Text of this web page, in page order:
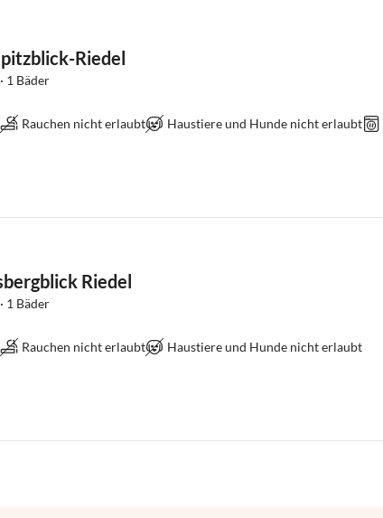
Riedel
1 Bäder
Rauchen nicht erlaubt Haustiere und Hunde nicht erlaubt
Riedel
1 Bäder
Rauchen nicht erlaubt Haustiere und Hunde nicht erlaubt